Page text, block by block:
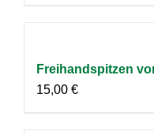
Freihandspitzen
15,00 €